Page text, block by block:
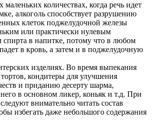
количествах, когда речь идет
алкоголь способствует разрушению
клеток поджелудочной железы
или практически нулевым
спирта в напитке, потому что в любом
в кровь, а затем и в поджелудочную
изделиях. Во время выпекания
кондитеры для улучшения
и приданию десерту шарма,
в основном ликер, коньяк и т.д. При
внимательно читать состав
избегать даже небольшого содержания